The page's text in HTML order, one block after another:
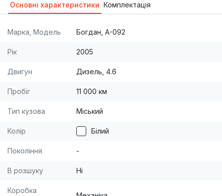
моста, резина(вся!). Автобус в хорошем
Основні характеристики Комплектація
Марка, Модель Богдан, А-092
Рік 2005
Двигун Дизель, 4.6
Пробіг 11 000 км
Тип кузова Міський
Колір Білий
Покоління -
В розшуку Ні
Коробка